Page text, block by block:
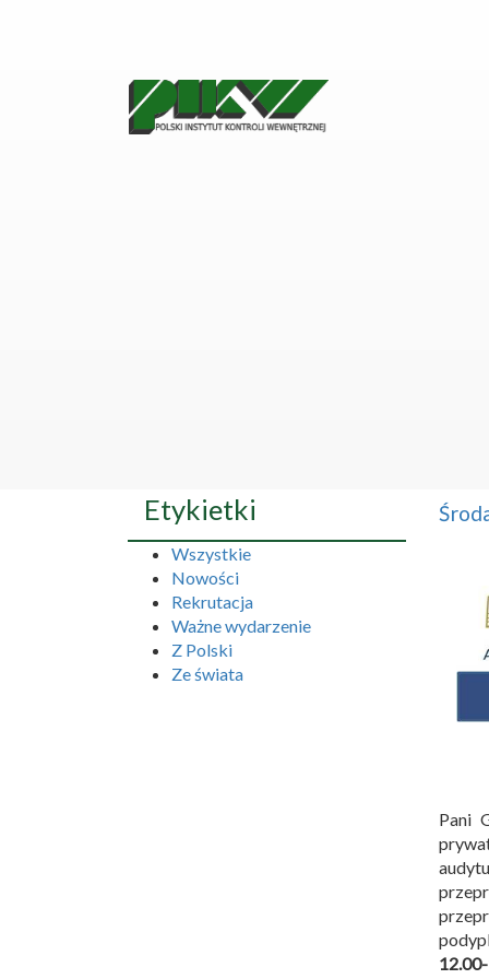
Pani
Etykietki
Wszystkie
Nowości
Rekrutacja
Ważne wydarzenie
Z Polski
Ze świata